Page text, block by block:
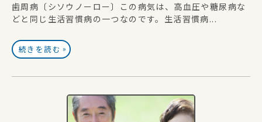
歯周病〔シソウノーロー〕この病気は、高血圧や糖尿病な
どと同じ生活習慣病の一つなのです。生活習慣病...
続きを読む »